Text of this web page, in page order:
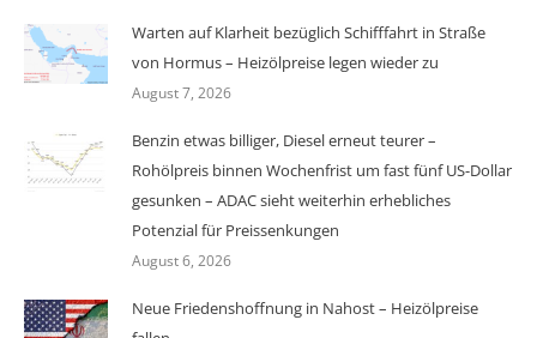
Warten auf Klarheit bezüglich Schifffahrt in Straße
von Hormus – Heizölpreise legen wieder zu
August 7, 2026
Benzin etwas billiger, Diesel erneut teurer –
Rohölpreis binnen Wochenfrist um fast fünf US-Dollar
gesunken – ADAC sieht weiterhin erhebliches
Potenzial für Preissenkungen
August 6, 2026
Neue Friedenshoffnung in Nahost – Heizölpreise